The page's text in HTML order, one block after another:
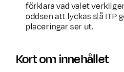
förklara vad valet
oddsen att lyckas slå ITP
placeringar ser ut.
Kort om innehållet